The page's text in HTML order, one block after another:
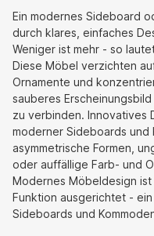
Ein modernes Sideboard
durch klares, einfaches
Weniger ist mehr - so
Diese Möbel verzichten
Ornamente und
sauberes
zu verbinden. Innovatives
moderner Sideboards und
asymmetrische Formen,
oder auffällige Farb- und
Modernes Möbeldesign ist
Funktion ausgerichtet -
Sideboards und